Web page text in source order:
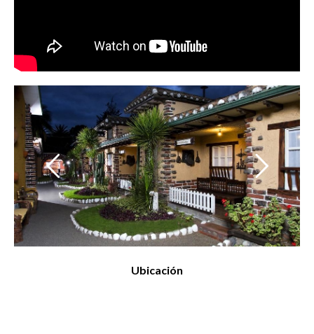
Ubicación